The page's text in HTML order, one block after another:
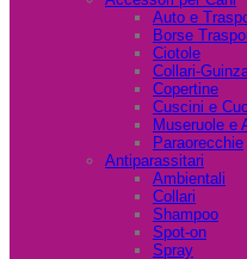
Auto e
Borse
Ciotole
Collari-
Copertine
Cuscini e
Museruole e
Paraorecchie
Antiparassitari
Ambientali
Collari
Shampoo
Spot-on
Spray